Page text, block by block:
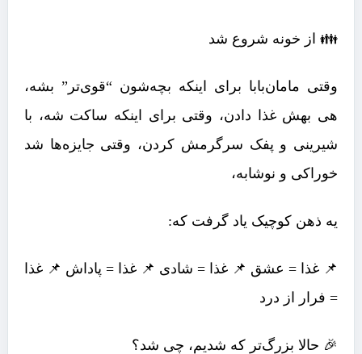
👪 از خونه شروع شد
وقتی مامان‌بابا برای اینکه بچه‌شون “قوی‌تر” بشه،
هی بهش غذا دادن، وقتی برای اینکه ساکت شه، با
شیرینی و پفک سرگرمش کردن، وقتی جایزه‌ها شد
خوراکی و نوشابه،
یه ذهن کوچیک یاد گرفت که:
📌 غذا = عشق 📌 غذا = شادی 📌 غذا = پاداش 📌 غذا
= فرار از درد
🎉 حالا بزرگ‌تر که شدیم، چی شد؟